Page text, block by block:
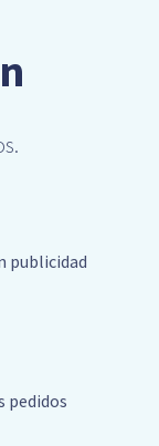
publicidad
pedidos